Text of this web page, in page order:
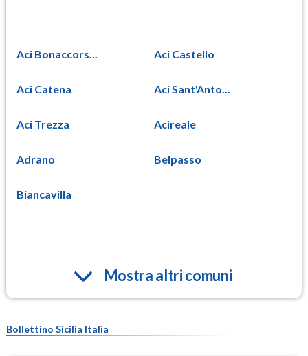
Aci Bonaccors... Aci Castello
Aci Catena Aci Sant'Anto...
Aci Trezza Acireale
Adrano Belpasso
Biancavilla
Mostra altri comuni
Bollettino Sicilia Italia